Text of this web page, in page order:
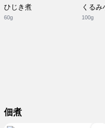
ひじき煮
60g
くるみ
100g
佃煮